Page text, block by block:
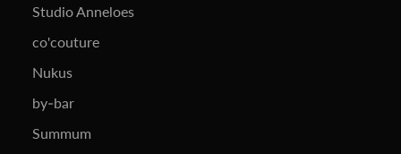
Studio Anneloes
co'couture
Nukus
by-bar
Summum